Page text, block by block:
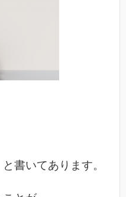
書いてあります。